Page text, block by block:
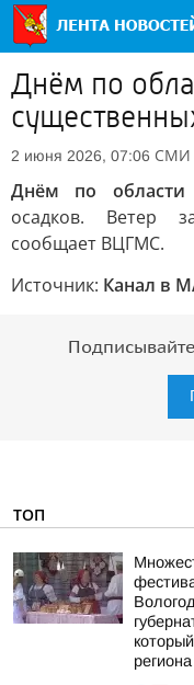
Днём по
2 июня 2026, 07:06 СМИ
Днём по области
осадков. Ветер
сообщает ВЦГМС.
Источник: Канал в
ТОП
региона